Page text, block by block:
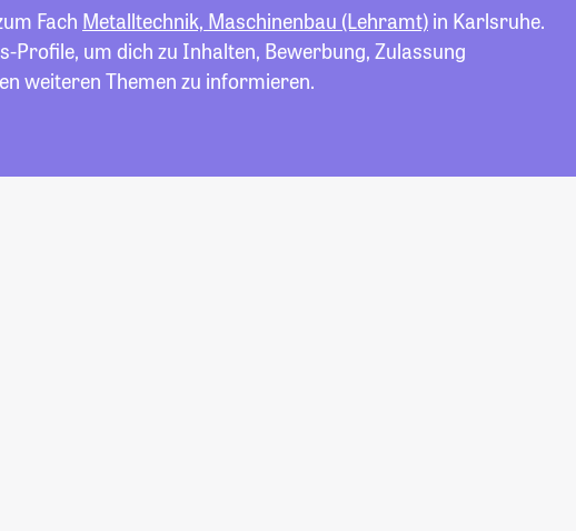
Fach Metalltechnik, Maschinenbau (Lehramt) in Karlsruhe.
Profile, um dich zu Inhalten, Bewerbung, Zulassung
weiteren Themen zu informieren.